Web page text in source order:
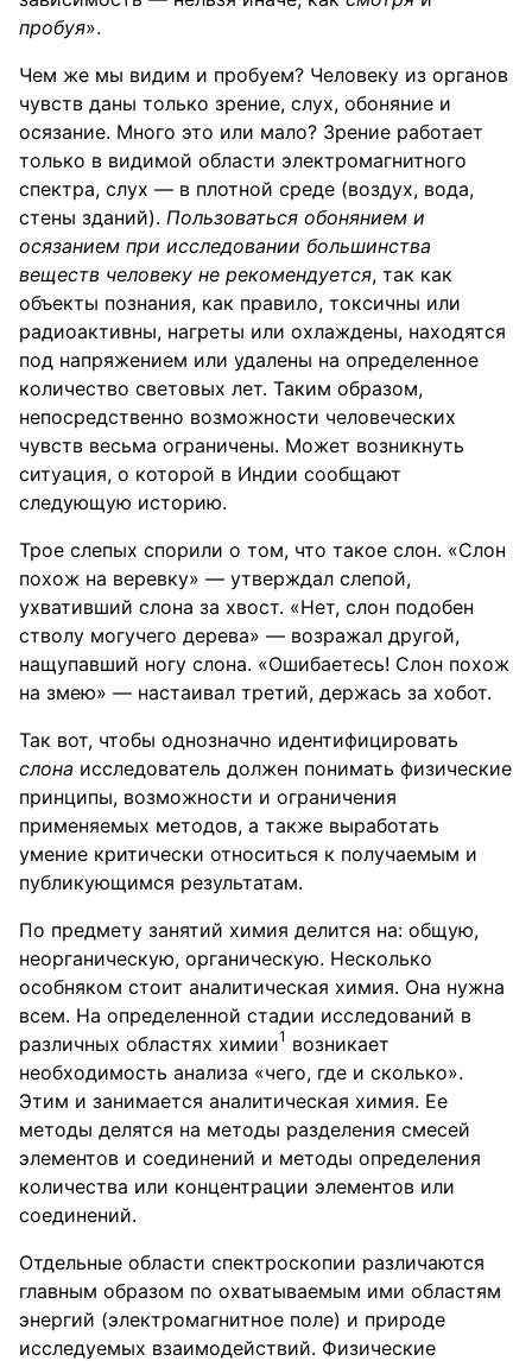
пробуя».
Чем же мы видим и пробуем? Человеку из органов
чувств даны только зрение, слух, обоняние и
осязание. Много это или мало? Зрение работает
только в видимой области электромагнитного
спектра, слух — в плотной среде (воздух, вода,
стены зданий). Пользоваться обонянием и
осязанием при исследовании большинства
веществ человеку не рекомендуется, так как
объекты познания, как правило, токсичны или
радиоактивны, нагреты или охлаждены, находятся
под напряжением или удалены на определенное
количество световых лет. Таким образом,
непосредственно возможности человеческих
чувств весьма ограничены. Может возникнуть
ситуация, о которой в Индии сообщают
следующую историю.
Трое слепых спорили о том, что такое слон. «Слон
похож на веревку» — утверждал слепой,
ухвативший слона за хвост. «Нет, слон подобен
стволу могучего дерева» — возражал другой,
нащупавший ногу слона. «Ошибаетесь! Слон похож
на змею» — настаивал третий, держась за хобот.
Так вот, чтобы однозначно идентифицировать
слона исследователь должен понимать физические
принципы, возможности и ограничения
применяемых методов, а также выработать
умение критически относиться к получаемым и
публикующимся результатам.
По предмету занятий химия делится на: общую,
неорганическую, органическую. Несколько
особняком стоит аналитическая химия. Она нужна
всем. На определенной стадии исследований в
различных областях химии1 возникает
необходимость анализа «чего, где и сколько».
Этим и занимается аналитическая химия. Ее
методы делятся на методы разделения смесей
элементов и соединений и методы определения
количества или концентрации элементов или
соединений.
Отдельные области спектроскопии различаются
главным образом по охватываемым ими областям
энергий (электромагнитное поле) и природе
исследуемых взаимодействий. Физические